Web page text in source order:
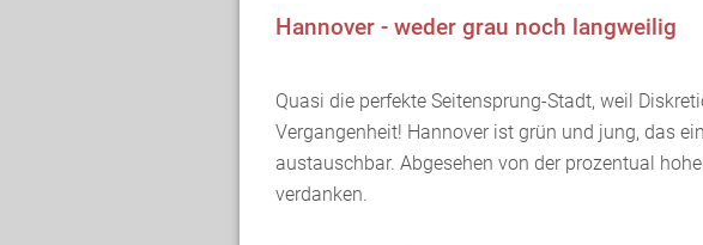
Hannover - weder grau noch langweilig
Quasi die perfekte Seitensprung-Stadt, weil
Vergangenheit! Hannover ist grün und jung, das
austauschbar. Abgesehen von der prozentual
verdanken.